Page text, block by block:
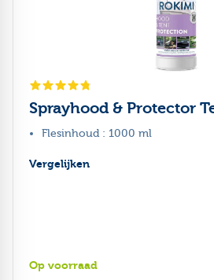
Sprayhood & Protector
Flesinhoud : 1000 ml
Vergelijken
Op voorraad